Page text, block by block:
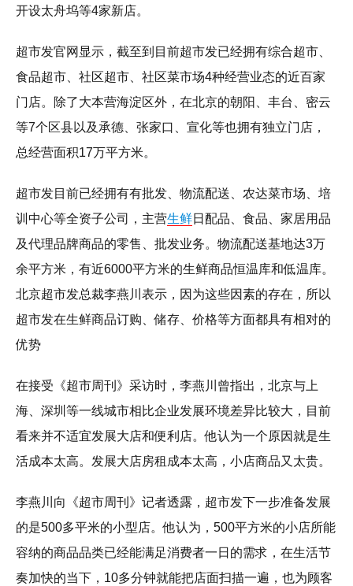
开设太舟坞等4家新店。
超市发官网显示，截至到目前超市发已经拥有综合超市、
食品超市、社区超市、社区菜市场4种经营业态的近百家
门店。除了大本营海淀区外，在北京的朝阳、丰台、密云
等7个区县以及承德、张家口、宣化等也拥有独立门店，
总经营面积17万平方米。
超市发目前已经拥有有批发、物流配送、农达菜市场、培
训中心等全资子公司，主营生鲜日配品、食品、家居用品
及代理品牌商品的零售、批发业务。物流配送基地达3万
余平方米，有近6000平方米的生鲜商品恒温库和低温库。
北京超市发总裁李燕川表示，因为这些因素的存在，所以
超市发在生鲜商品订购、储存、价格等方面都具有相对的
优势
在接受《超市周刊》采访时，李燕川曾指出，北京与上
海、深圳等一线城市相比企业发展环境差异比较大，目前
看来并不适宜发展大店和便利店。他认为一个原因就是生
活成本太高。发展大店房租成本太高，小店商品又太贵。
李燕川向《超市周刊》记者透露，超市发下一步准备发展
的是500多平米的小型店。他认为，500平方米的小店所能
容纳的商品品类已经能满足消费者一日的需求，在生活节
奏加快的当下，10多分钟就能把店面扫描一遍，也为顾客